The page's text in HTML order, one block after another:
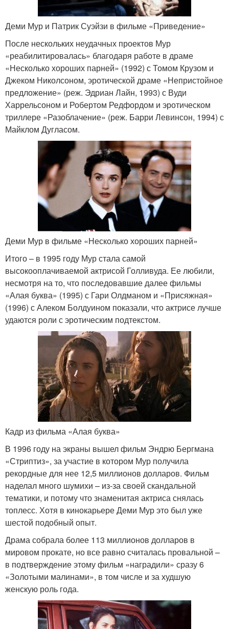
Деми Мур и Патрик Суэйзи в фильме «Приведение»
После нескольких неудачных проектов Мур
«реабилитировалась» благодаря работе в драме
«Несколько хороших парней» (1992) с Томом Крузом и
Джеком Николсоном, эротической драме «Непристойное
предложение» (реж. Эдриан Лайн, 1993) с Вуди
Харрельсоном и Робертом Редфордом и эротическом
триллере «Разоблачение» (реж. Барри Левинсон, 1994) с
Майклом Дугласом.
Деми Мур в фильме «Несколько хороших парней»
Итого – в 1995 году Мур стала самой
высокооплачиваемой актрисой Голливуда. Ее любили,
несмотря на то, что последовавшие далее фильмы
«Алая буква» (1995) с Гари Олдманом и «Присяжная»
(1996) с Алеком Болдуином показали, что актрисе лучше
удаются роли с эротическим подтекстом.
Кадр из фильма «Алая буква»
В 1996 году на экраны вышел фильм Эндрю Бергмана
«Стриптиз», за участие в котором Мур получила
рекордные для нее 12,5 миллионов долларов. Фильм
наделал много шумихи – из-за своей скандальной
тематики, и потому что знаменитая актриса снялась
топлесс. Хотя в кинокарьере Деми Мур это был уже
шестой подобный опыт.
Драма собрала более 113 миллионов долларов в
мировом прокате, но все равно считалась провальной –
в подтверждение этому фильм «наградили» сразу 6
«Золотыми малинами», в том числе и за худшую
женскую роль года.